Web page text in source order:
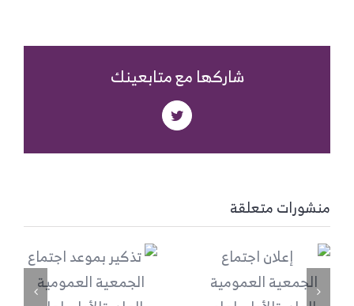
شاركها مع متابعينك
Twitter
منشورات متعلقة